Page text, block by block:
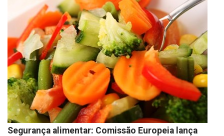
Segurança alimentar: Comissão Europeia lança